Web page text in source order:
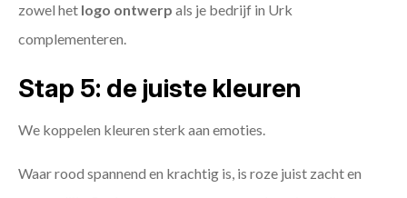
zowel het logo ontwerp als je bedrijf in Urk
complementeren.
Stap 5: de juiste kleuren
We koppelen kleuren sterk aan emoties.
Waar rood spannend en krachtig is, is roze juist zacht en